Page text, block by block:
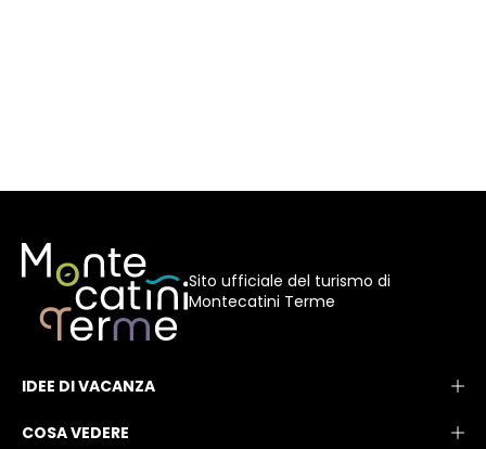
Sito ufficiale del turismo di
Montecatini Terme
IDEE DI VACANZA
COSA VEDERE